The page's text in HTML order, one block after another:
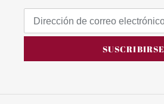
SUSCRIBIRSE